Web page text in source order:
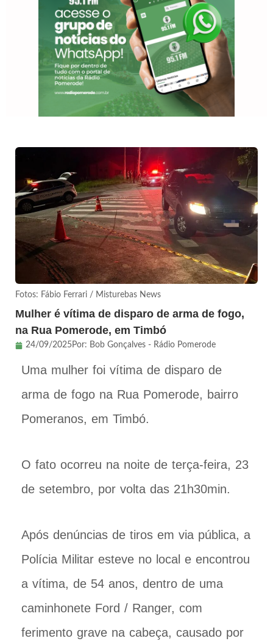
Fotos: Fábio Ferrari / Misturebas News
Mulher é vítima de disparo de arma de fogo,
na Rua Pomerode, em Timbó
24/09/2025Por: Bob Gonçalves - Rádio Pomerode
Uma mulher foi vítima de disparo de
arma de fogo na Rua Pomerode, bairro
Pomeranos, em Timbó.
O fato ocorreu na noite de terça-feira, 23
de setembro, por volta das 21h30min.
Após denúncias de tiros em via pública, a
Polícia Militar esteve no local e encontrou
a vítima, de 54 anos, dentro de uma
caminhonete Ford / Ranger, com
ferimento grave na cabeça, causado por